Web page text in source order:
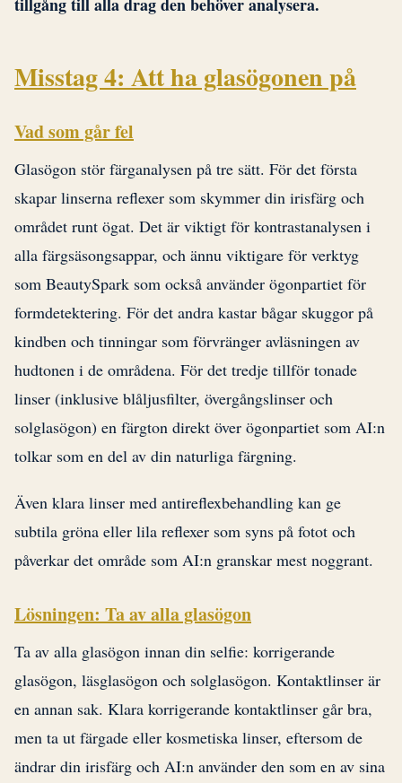
tillgång till alla drag den behöver analysera.
Misstag 4: Att ha glasögonen på
Vad som går fel
Glasögon stör färganalysen på tre sätt. För det första
skapar linserna reflexer som skymmer din irisfärg och
området runt ögat. Det är viktigt för kontrastanalysen i
alla färgsäsongsappar, och ännu viktigare för verktyg
som BeautySpark som också använder ögonpartiet för
formdetektering. För det andra kastar bågar skuggor på
kindben och tinningar som förvränger avläsningen av
hudtonen i de områdena. För det tredje tillför tonade
linser (inklusive blåljusfilter, övergångslinser och
solglasögon) en färgton direkt över ögonpartiet som AI:n
tolkar som en del av din naturliga färgning.
Även klara linser med antireflexbehandling kan ge
subtila gröna eller lila reflexer som syns på fotot och
påverkar det område som AI:n granskar mest noggrant.
Lösningen: Ta av alla glasögon
Ta av alla glasögon innan din selfie: korrigerande
glasögon, läsglasögon och solglasögon. Kontaktlinser är
en annan sak. Klara korrigerande kontaktlinser går bra,
men ta ut färgade eller kosmetiska linser, eftersom de
ändrar din irisfärg och AI:n använder den som en av sina